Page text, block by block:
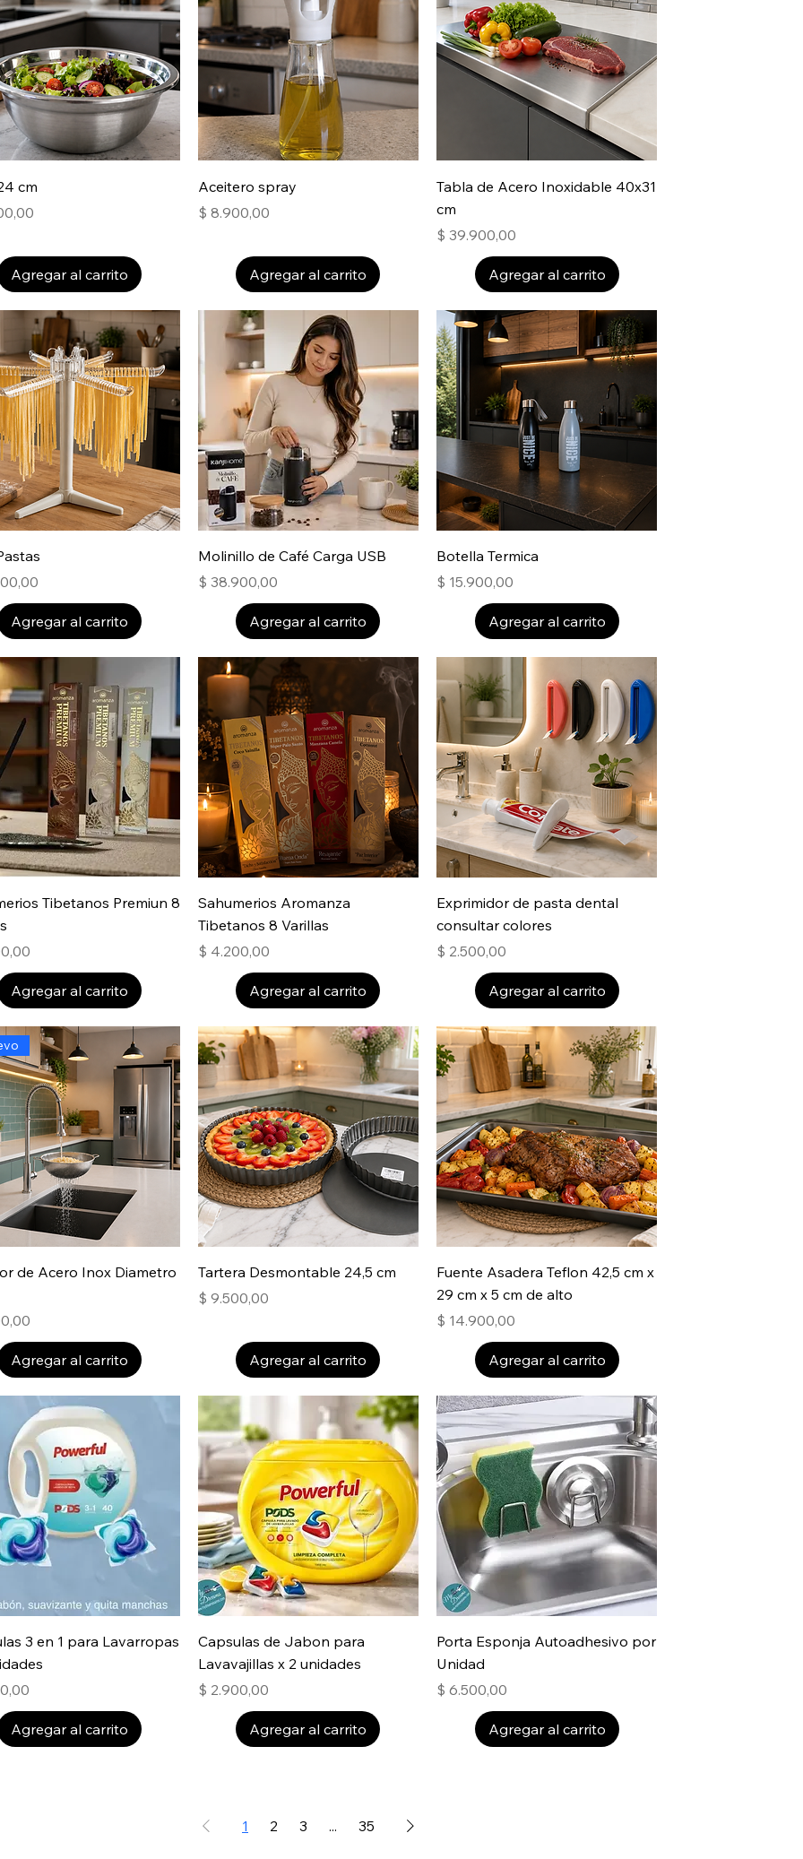
cm
Agregar al carrito
Aceitero spray
Precio
$ 8.900,00
Agregar al carrito
Tabla de Acero Inoxidable 40x31
cm
Precio
$ 39.900,00
Agregar al carrito
Agregar al carrito
Molinillo de Café Carga USB
Precio
$ 38.900,00
Agregar al carrito
Botella Termica
Precio
$ 15.900,00
Agregar al carrito
Tibetanos Premiun 8
Agregar al carrito
Sahumerios Aromanza
Tibetanos 8 Varillas
Precio
$ 4.200,00
Agregar al carrito
Exprimidor de pasta dental
consultar colores
Precio
$ 2.500,00
Agregar al carrito
de Acero Inox Diametro
Agregar al carrito
Tartera Desmontable 24,5 cm
Precio
$ 9.500,00
Agregar al carrito
Fuente Asadera Teflon 42,5 cm x
29 cm x 5 cm de alto
Precio
$ 14.900,00
Agregar al carrito
3 en 1 para Lavarropas
Agregar al carrito
Capsulas de Jabon para
Lavavajillas x 2 unidades
Precio
$ 2.900,00
Agregar al carrito
Porta Esponja Autoadhesivo por
Unidad
Precio
$ 6.500,00
Agregar al carrito
1 2 3 ... 35